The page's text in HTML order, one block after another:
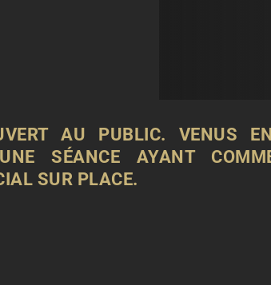
AU PUBLIC. VENUS
SÉANCE AYANT
SUR PLACE.